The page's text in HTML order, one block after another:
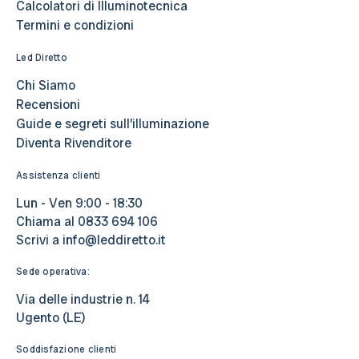
Calcolatori di Illuminotecnica
Termini e condizioni
Led Diretto
Chi Siamo
Recensioni
Guide e segreti sull’illuminazione
Diventa Rivenditore
Assistenza clienti
Lun - Ven 9:00 - 18:30
Chiama al 0833 694 106
Scrivi a info@leddiretto.it
Sede operativa:
Via delle industrie n. 14
Ugento (LE)
Soddisfazione clienti